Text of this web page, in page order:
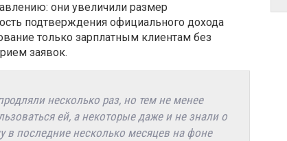
они увеличили размер
подтверждения официального дохода
только зарплатным клиентам без
заявок.
несколько раз, но тем не менее
ей, а некоторые даже и не знали о
в последние несколько месяцев на фоне